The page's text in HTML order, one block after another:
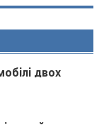
двох